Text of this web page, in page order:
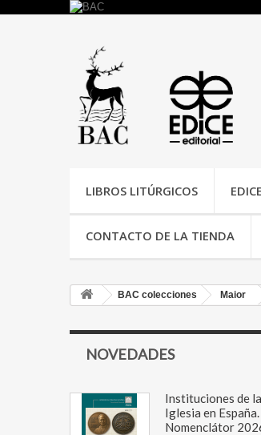
LIBROS LITÚRGICOS EDICE
CONTACTO DE LA TIENDA
BAC colecciones Maior
NOVEDADES
Instituciones de la
Iglesia en España.
Nomenclátor